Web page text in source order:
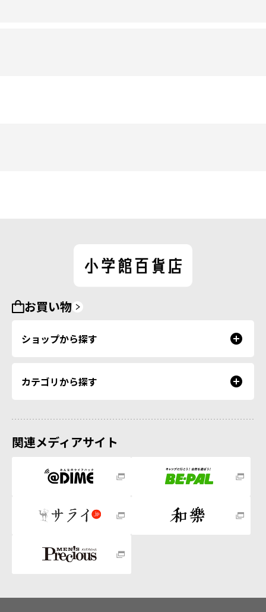
お買い物
ショップから探す
カテゴリから探す
関連メディアサイト